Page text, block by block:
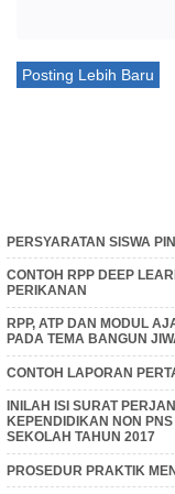
Posting Lebih Baru
PERSYARATAN SISWA
CONTOH RPP DEEP
PERIKANAN
RPP, ATP DAN MODUL
PADA TEMA BANGUN
CONTOH LAPORAN
INILAH ISI SURAT
KEPENDIDIKAN NON
SEKOLAH TAHUN 2017
PROSEDUR PRAKTIK